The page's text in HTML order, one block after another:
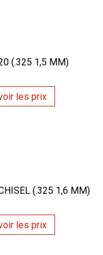
(.325 1,5 MM)
les prix
(.325 1,6 MM)
les prix